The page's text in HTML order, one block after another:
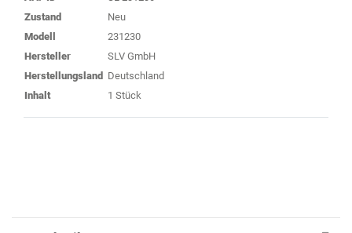
Zustand
Neu
Modell
231230
Hersteller
SLV GmbH
Herstellungsland Deutschland
Inhalt
1 Stück